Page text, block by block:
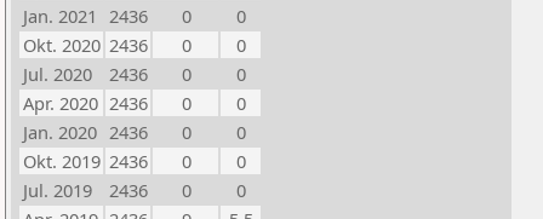
Jan. 2021 2436 0
0
Okt. 2020 2436 0
0
Jul. 2020
2436 0
0
Apr. 2020 2436 0
0
Jan. 2020 2436 0
0
Okt. 2019 2436 0
0
Jul. 2019
2436 0
0